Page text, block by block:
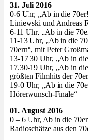
31. Juli 2016
0-6 Uhr, „Ab in die
Liniewski und Andreas
6-11 Uhr, „Ab in die
11-13 Uhr, „Ab in die
70ern“, mit Peter
13-17.30 Uhr, „Ab in
17.30-19 Uhr, „Ab in
größten Filmhits der
19-0 Uhr, „Ab in die
Hörerwunsch-Finale“
01. August 2016
0 – 6 Uhr, Ab in die
Radioschätze aus den